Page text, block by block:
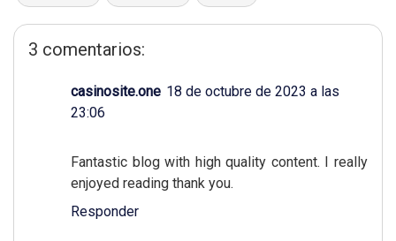
3 comentarios:
casinosite.one 18 de octubre de 2023 a las
23:06
Fantastic blog with high quality content. I really
enjoyed reading thank you.
Responder